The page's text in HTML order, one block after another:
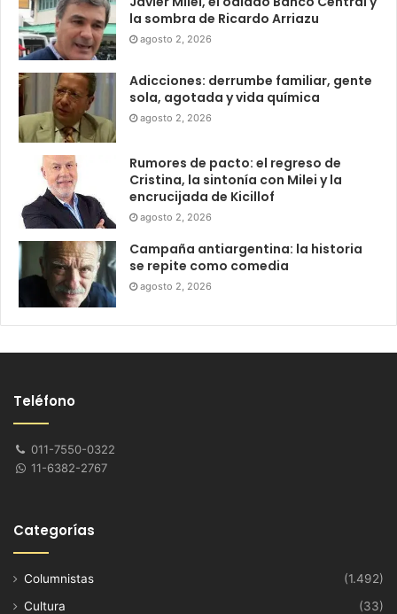
la sombra de Ricardo Arriazu
agosto 2, 2026
Adicciones: derrumbe familiar, gente
sola, agotada y vida química
agosto 2, 2026
Rumores de pacto: el regreso de
Cristina, la sintonía con Milei y la
encrucijada de Kicillof
agosto 2, 2026
Campaña antiargentina: la historia
se repite como comedia
agosto 2, 2026
Teléfono
011-7550-0322
11-6382-2767
Categorías
Columnistas
(1.492)
Cultura
(33)